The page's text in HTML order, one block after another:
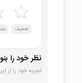
ضعیف
نظر خود را
تجربه خود را از